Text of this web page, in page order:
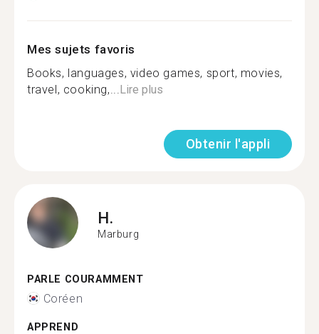
Mes sujets favoris
Books, languages, video games, sport, movies,
travel, cooking,...Lire plus
Obtenir l'appli
H.
Marburg
PARLE COURAMMENT
Coréen
APPREND